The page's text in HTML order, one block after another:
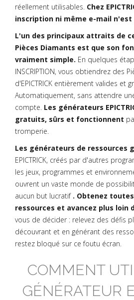
réellement utilisables. Chez
inscription ni même e-mail n'est
L'un des principaux attraits de
Pièces Diamants est que son
vraiment simple. En quelques
INSCRIPTION, vous obtiendrez des
d'EPICTRICK entièrement valides et
Automatiquement, sans attendre
compte. Les générateurs
gratuits, sûrs et fonctionnent
tromperie.
Les générateurs de ressources
EPICTRICK, créés par d'autres
les jeux, programmes et
ouvrent un vaste monde de
aucun but lucratif . Obtenez
ressources et avancez plus loin
vous de décider : relevez des défis
découvrant et en générant des
restez bloqué sur ce foutu écran.
COMMENT
GÉNÉRATEUR